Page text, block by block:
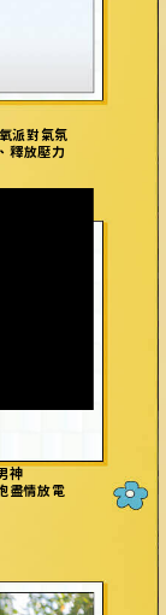
派對氣氛
釋放壓力
神
盡情放電